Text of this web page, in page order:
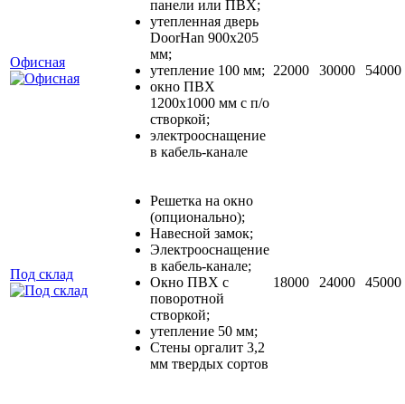
Офисная
панели или ПВХ;
утепленная дверь
DoorHan 900х205
мм;
утепление 100 мм;
окно ПВХ
1200х1000 мм с п/о
створкой;
электрооснащение
в кабель-канале
22000 30000 54000
Под склад
Решетка на окно
(опционально);
Навесной замок;
Электрооснащение
в кабель-канале;
Окно ПВХ с
поворотной
створкой;
утепление 50 мм;
Стены оргалит 3,2
мм твердых сортов
18000 24000 45000